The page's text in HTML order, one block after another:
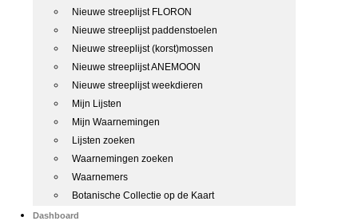
Nieuwe streeplijst FLORON
Nieuwe streeplijst paddenstoelen
Nieuwe streeplijst (korst)mossen
Nieuwe streeplijst ANEMOON
Nieuwe streeplijst weekdieren
Mijn Lijsten
Mijn Waarnemingen
Lijsten zoeken
Waarnemingen zoeken
Waarnemers
Botanische Collectie op de Kaart
Dashboard